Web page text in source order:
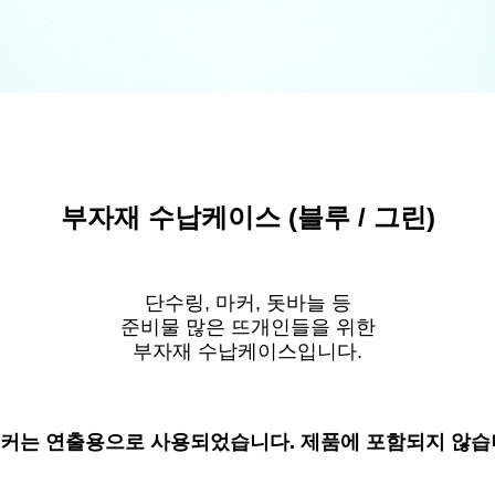
부자재 수납케이스 (블루 / 그린)
단수링, 마커, 돗바늘 등
준비물 많은 뜨개인들을 위한
부자재 수납케이스입니다.
는 연출용으로 사용되었습니다. 제품에 포함되지 않습